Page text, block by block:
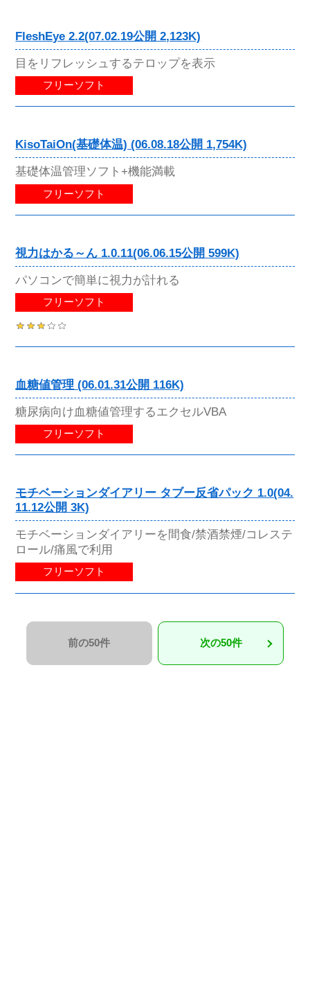
FleshEye 2.2(07.02.19公開 2,123K)
目をリフレッシュするテロップを表示
フリーソフト
KisoTaiOn(基礎体温) (06.08.18公開 1,754K)
基礎体温管理ソフト+機能満載
フリーソフト
視力はかる～ん 1.0.11(06.06.15公開 599K)
パソコンで簡単に視力が計れる
フリーソフト
血糖値管理 (06.01.31公開 116K)
糖尿病向け血糖値管理するエクセルVBA
フリーソフト
モチベーションダイアリー タブー反省パック 1.0(04.
11.12公開 3K)
モチベーションダイアリーを間食/禁酒禁煙/コレステ
ロール/痛風で利用
フリーソフト
前の50件 次の50件